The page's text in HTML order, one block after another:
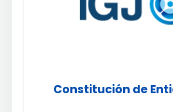
Constitución de